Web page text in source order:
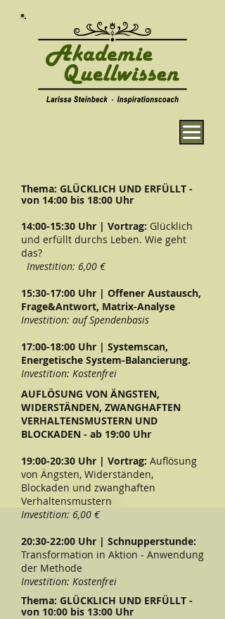
Thema: GLÜCKLICH UND ERFÜLLT -
von 14:00 bis 18:00 Uhr
14:00-15:30 Uhr | Vortrag: Glücklich
und erfüllt durchs Leben. Wie geht
das?
Investition: 6,00 €
15:30-17:00 Uhr | Offener Austausch,
Frage&Antwort, Matrix-Analyse
Investition: auf Spendenbasis
17:00-18:00 Uhr | Systemscan,
Energetische System-Balancierung.
Investition: Kostenfrei
AUFLÖSUNG VON ÄNGSTEN,
WIDERSTÄNDEN, ZWANGHAFTEN
VERHALTENSMUSTERN UND
BLOCKADEN - ab 19:00 Uhr
19:00-20:30 Uhr | Vortrag: Auflösung
von Ängsten, Widerständen,
Blockaden und zwanghaften
Verhaltensmustern
Investition: 6,00 €
20:30-22:00 Uhr | Schnupperstunde:
Transformation in Aktion - Anwendung
der Methode
Investition: Kostenfrei
Thema: GLÜCKLICH UND ERFÜLLT -
von 10:00 bis 13:00 Uhr